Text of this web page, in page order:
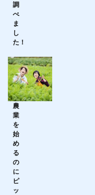
調
べ
ま
し
た！
農
業
を
始
め
る
の
に
ピ
ッ